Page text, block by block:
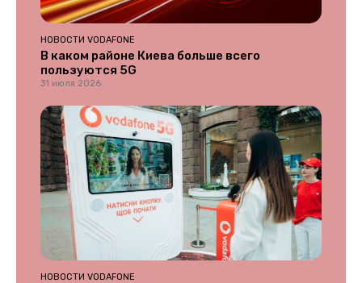
НОВОСТИ VODAFONE
В каком районе Киева больше всего
пользуются 5G
31 июля 2026
НОВОСТИ VODAFONE